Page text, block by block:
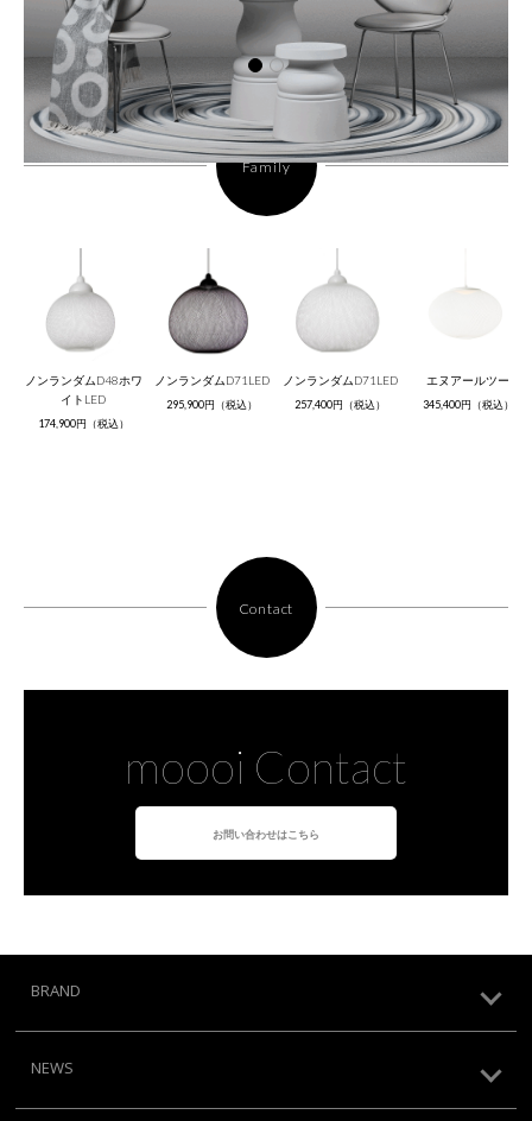
Family
ノンランダムD48ホワ
イトLED
174,900円（税込）
ノンランダムD71LED
295,900円（税込）
ノンランダムD71LED
257,400円（税込）
エヌアールツー
345,400円（税込）
Contact
moooi Contact
お問い合わせはこちら
BRAND
NEWS